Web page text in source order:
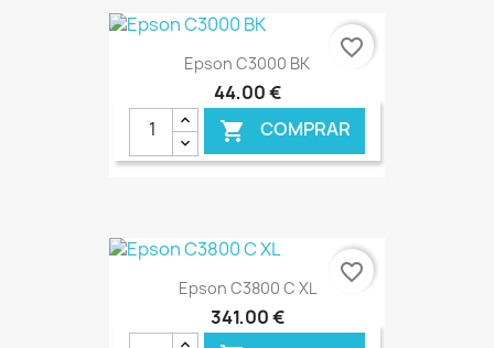
Epson C3000 BK
44,00 €
 COMPRAR
€ ONLINE
favorite_border
Epson C3800 C XL
341,00 €
favorite_border